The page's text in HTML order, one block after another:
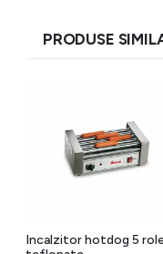
PRODUSE
Incalzitor hotdog 5